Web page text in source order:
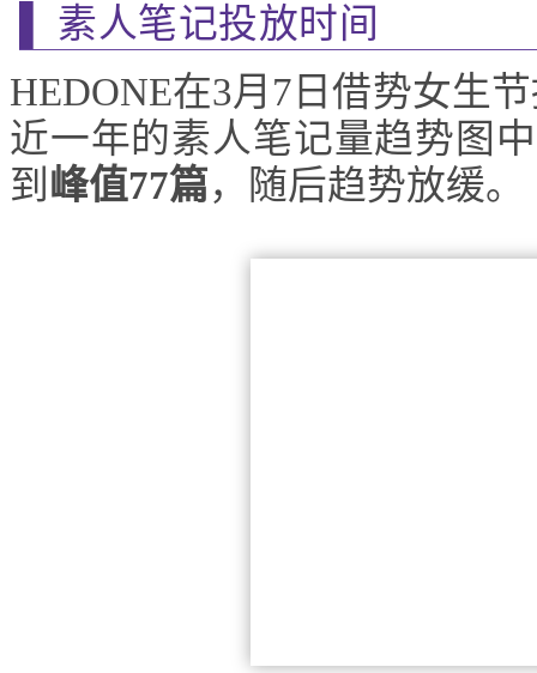
▌ 素人笔记投放时间
HEDONE在3月7日借势女生
近一年的素人笔记量趋势图
到 峰值77篇，随后趋势放缓。